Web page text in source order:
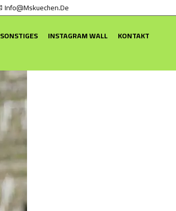
Info@mskuechen.de
SONSTIGES INSTAGRAM WALL
KONTAKT